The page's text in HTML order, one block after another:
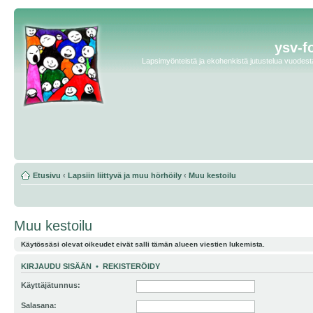
ysv-
Lapsimyönteistä ja ekohenkistä jutustelua
Etusivu ‹ Lapsiin liittyvä ja muu hörhöily ‹ Muu kestoilu
Muu kestoilu
Käytössäsi olevat oikeudet eivät salli tämän alueen viestien lukemista.
KIRJAUDU SISÄÄN • REKISTERÖIDY
Käyttäjätunnus:
Salasana: